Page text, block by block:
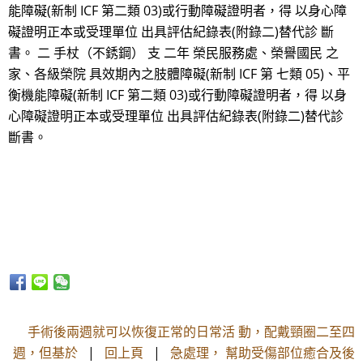
能障礙(新制 ICF 第二類 03)或行動障礙證明者，得 以身心障
礙證明正本或受理單位 出具評估紀錄表(附錄二)替代診 斷
書。 二 手杖（不銹鋼） 支 二年 榮民服務處、榮譽國民 之
家、各級榮院 具效期內之肢體障礙(新制 ICF 第 七類 05)、平
衡機能障礙(新制 ICF 第二類 03)或行動障礙證明者，得 以身
心障礙證明正本或受理單位 出具評估紀錄表(附錄二)替代診
斷書。
手術後兩週就可以恢復正常的日常活 動，配戴頸圈二至四
週，但基於 | 回上頁 | 急處理， 幫助受傷部位癒合及後